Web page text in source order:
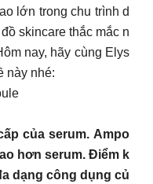
lớn trong chu trình d
skincare thắc mắc n
nay, hãy cùng Elys
này nhé:
của serum. Ampo
hơn serum. Điểm k
dạng công dụng củ